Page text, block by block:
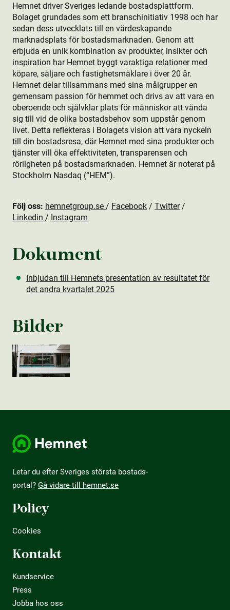
Hemnet driver Sveriges ledande bostads­plattform.
Bolaget grundades som ett branschinitiativ 1998 och har
sedan dess utvecklats till en värdeskapande
marknadsplats för bostads­marknaden. Genom att
erbjuda en unik kombination av produkt­er, insikter och
inspiration har Hemnet byggt varaktiga relationer med
köpare, säljare och fastighetsmäklare i över 20 år.
Hemnet delar tillsammans med sina målgrupper en
gemensam passion för hemmet och drivs av att vara en
oberoende och självklar plats för människor att vända
sig till vid de olika bostads­behov som uppstår genom
livet. Detta reflekteras i Bolagets vision att vara nyckeln
till din bostads­resa, där Hemnet med sina produkt­er och
tjänster vill öka effektiviteten, transparensen och
rörligheten på bostads­marknaden. Hemnet är noterat på
Stockholm Nasdaq (“HEM”).
Följ oss: hemnetgroup.se / Facebook / Twitter/
Linkedin / Instagram
Dokument
Inbjudan till Hemnets presentation av resultatet för
det andra kvartalet 2025
Bilder
Letar du efter Sveriges största bostads­
portal? Gå vidare till hemnet.se
Policy
Cookies
Kontakt
Kundservice
Press
Jobba hos oss